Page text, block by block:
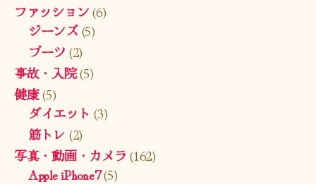
ファッション(6)
ジーンズ(5)
ブーツ (2)
事故・入院(5)
健康(5)
ダイエット (3)
筋トレ (2)
写真・動画・カメラ (162)
Apple iPhone7(5)